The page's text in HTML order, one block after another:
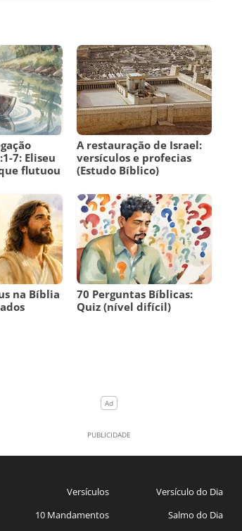
7: Eliseu
flutuou
A restauração de Israel:
versículos e profecias
(Estudo Bíblico)
na Bíblia
70 Perguntas Bíblicas:
Quiz (nível difícil)
Versículos
10 Mandamentos
Versículo do Dia
Salmo do Dia